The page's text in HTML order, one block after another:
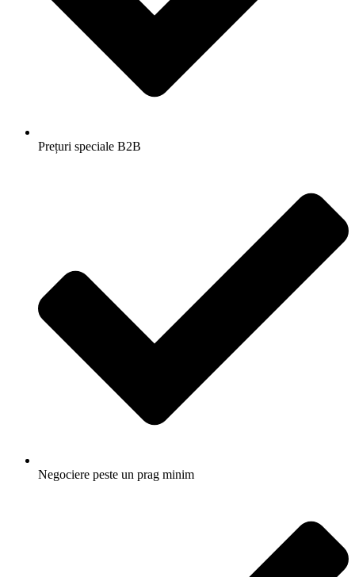
Prețuri speciale B2B
Negociere peste un prag minim